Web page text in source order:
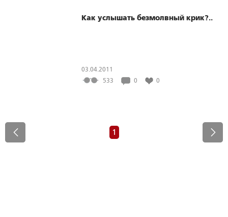
Как услышать безмолвный крик?..
03.04.2011
533
0 0
1